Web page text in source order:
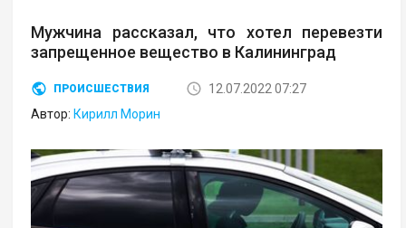
Мужчина рассказал, что хотел перевезти
запрещенное вещество в Калининград
ПРОИСШЕСТВИЯ
12.07.2022 07:27
Автор: Кирилл Морин